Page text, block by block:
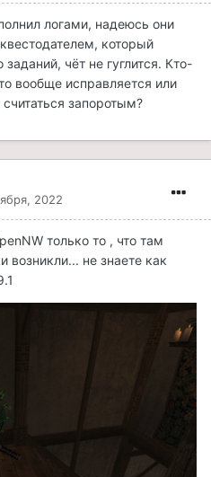
логами, надеюсь они
который
чёт не гуглится. Кто-
вообще исправляется или
запоротым?
2022
только то , что там
возникли... не знаете как